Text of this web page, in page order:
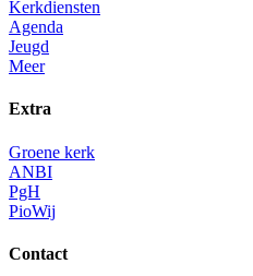
Kerkdiensten
Agenda
Jeugd
Meer
Extra
Groene kerk
ANBI
PgH
PioWij
Contact